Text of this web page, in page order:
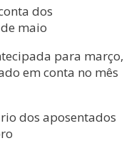
dos
maio
para março,
em conta no mês
dos aposentados